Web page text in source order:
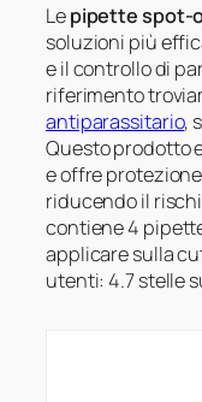
Lepipette spot-
soluzioni più
e il controllo di
riferimento
antiparassitario,
Questo prodotto
e offre
riducendo il
contiene 4
applicare sulla
utenti: 4.7 stelle